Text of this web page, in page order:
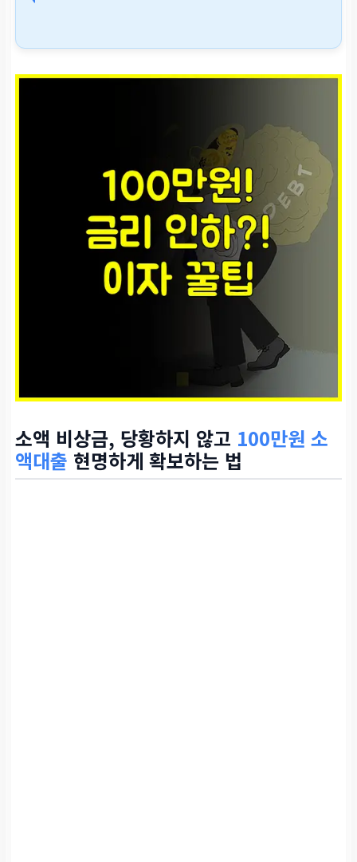
소액 비상금, 당황하지 않고 100만원 소
액대출 현명하게 확보하는 법